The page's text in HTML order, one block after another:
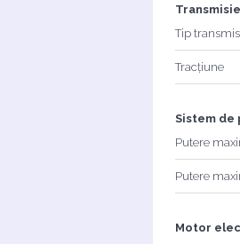
Transmisie
Tip
Tracțiune
Sistem de
Putere
Putere
Motor